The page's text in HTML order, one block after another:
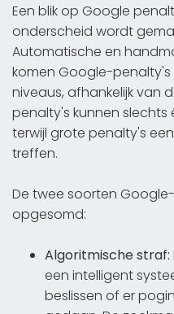
Een blik op Google
onderscheid wordt
Automatische en
komen Google-
niveaus, afhankelijk van
penalty's kunnen
terwijl grote penalty's
treffen.
De twee soorten
opgesomd:
Algoritmische straf:
een intelligent
beslissen of er